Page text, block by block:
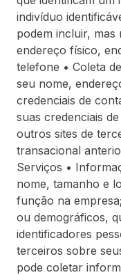
indivíduo
podem incluir, mas
endereço físico,
telefone • Coleta
seu nome,
credenciais de
suas credenciais
outros sites de
transacional
Serviços •
nome, tamanho e
função na
ou demográficos,
identificadores
terceiros sobre
pode coletar